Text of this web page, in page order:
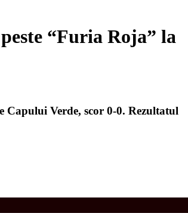
“Furia Roja” la
Verde, scor 0-0. Rezultatul